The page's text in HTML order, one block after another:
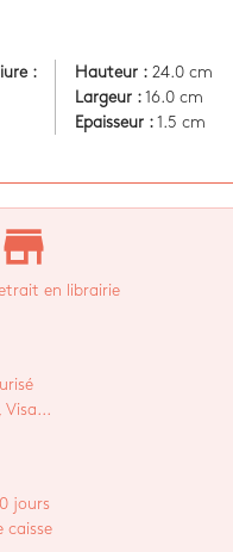
:
Hauteur :24.0 cm
Largeur :16.0 cm
Epaisseur :1.5 cm
store_mall_directory
en librairie
Visa...
jours
caisse